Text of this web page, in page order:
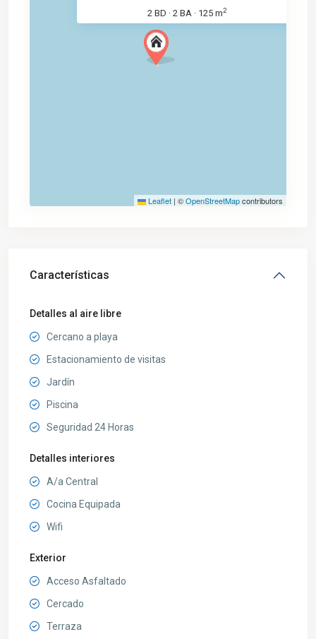
2 BD · 2 BA · 125 m2
Leaflet | ©OpenStreetMapcontributors
Características
Detalles al aire libre
Cercano a playa
Estacionamiento de visitas
Jardín
Piscina
Seguridad 24 Horas
Detalles interiores
A/a Central
Cocina Equipada
Wifi
Exterior
Acceso Asfaltado
Cercado
Terraza